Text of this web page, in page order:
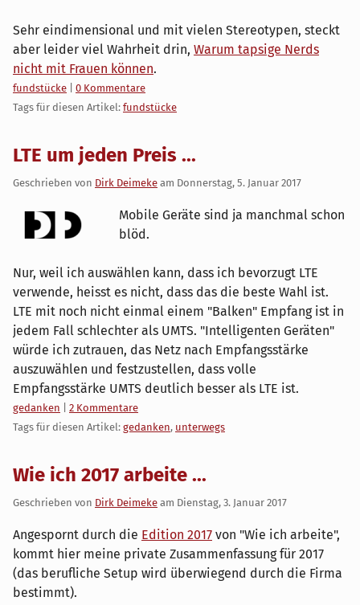
Sehr eindimensional und mit vielen Stereotypen, steckt
aber leider viel Wahrheit drin, Warum tapsige Nerds
nicht mit Frauen können.
Kategorien:
fundstücke
0 Kommentare
Tags für diesen Artikel: fundstücke
LTE um jeden Preis ...
Geschrieben von Dirk Deimeke am Donnerstag, 5. Januar 2017
Mobile Geräte sind ja manchmal schon
blöd.
Nur, weil ich auswählen kann, dass ich bevorzugt LTE
verwende, heisst es nicht, dass das die beste Wahl ist.
LTE mit noch nicht einmal einem "Balken" Empfang ist in
jedem Fall schlechter als UMTS. "Intelligenten Geräten"
würde ich zutrauen, das Netz nach Empfangsstärke
auszuwählen und festzustellen, dass volle
Empfangsstärke UMTS deutlich besser als LTE ist.
Kategorien:
gedanken
2 Kommentare
Tags für diesen Artikel: gedanken, unterwegs
Wie ich 2017 arbeite ...
Geschrieben von Dirk Deimeke am Dienstag, 3. Januar 2017
Angespornt durch die Edition 2017 von "Wie ich arbeite",
kommt hier meine private Zusammenfassung für 2017
(das berufliche Setup wird überwiegend durch die Firma
bestimmt).